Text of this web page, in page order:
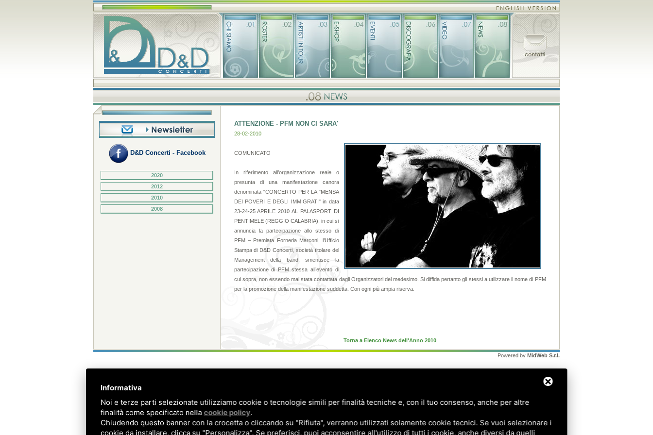
D&D Concerti - Facebook
2020
2012
2010
2008
ATTENZIONE - PFM NON CI SARA'
28-02-2010
COMUNICATO
In riferimento all’organizzazione reale o
presunta di una manifestazione canora
denominata “CONCERTO PER LA "MENSA
DEI POVERI E DEGLI IMMIGRATI" in data
23-24-25 APRILE 2010 AL PALASPORT DI
PENTIMELE (REGGIO CALABRIA), in cui si
annuncia la partecipazione allo stesso di
PFM – Premiata Forneria Marconi, l’Ufficio
Stampa di D&D Concerti, società titolare del
Management della band, smentisce la
partecipazione di PFM stessa all’evento di
cui sopra, non essendo mai stata contattata dagli Organizzatori del medesimo. Si diffida pertanto gli stessi a utilizzare il nome di PFM
per la promozione della manifestazione suddetta. Con ogni più ampia riserva.
Torna a Elenco News dell'Anno 2010
Powered by MidWeb S.r.l.
Informativa
Noi e terze parti selezionate utilizziamo cookie o tecnologie simili per finalità tecniche e, con il tuo consenso, anche per altre
finalità come specificato nella cookie policy.
Chiudendo questo banner con la crocetta o cliccando su "Rifiuta", verranno utilizzati solamente cookie tecnici. Se vuoi selezionare i
cookie da installare, clicca su "Personalizza". Se preferisci, puoi acconsentire all'utilizzo di tutti i cookie, anche diversi da quelli